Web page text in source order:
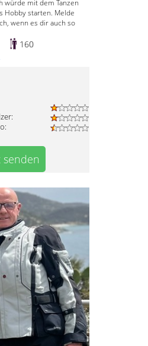
würde mit dem Tanzen
Hobby starten. Melde
wenn es dir auch so
160